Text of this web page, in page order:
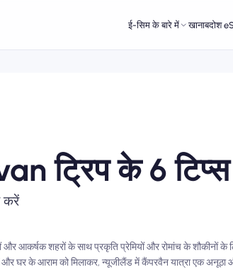
ई-सिम के बारे में खानाबदोश
ट्रिप के 6 टिप्स
करें
और आकर्षक शहरों के साथ प्रकृति प्रेमियों और रोमांच के
घर के आराम को मिलाकर, न्यूजीलैंड में कैंपरवैन यात्रा एक अनूठा